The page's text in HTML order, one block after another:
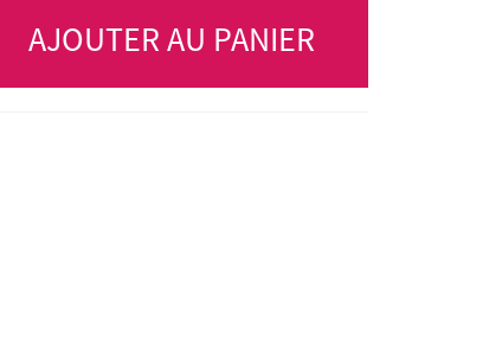
AJOUTER AU PANIER